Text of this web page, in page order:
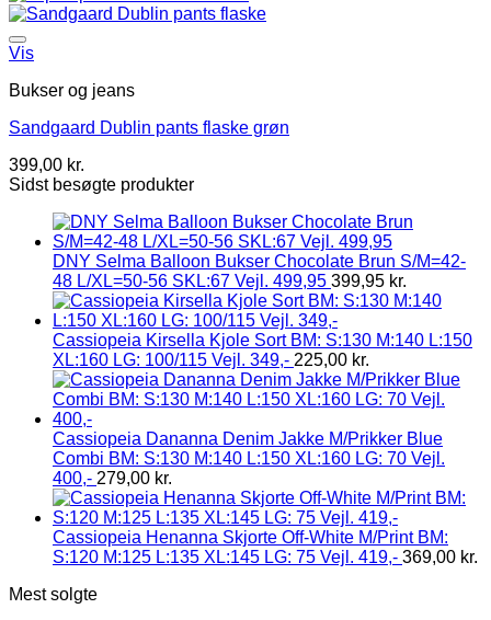
Vis
Bukser og jeans
Sandgaard Dublin pants flaske grøn
399,00 kr.
Sidst besøgte produkter
DNY Selma Balloon Bukser Chocolate Brun S/M=42-
48 L/XL=50-56 SKL:67 Vejl. 499,95 399,95 kr.
Cassiopeia Kirsella Kjole Sort BM: S:130 M:140 L:150
XL:160 LG: 100/115 Vejl. 349,- 225,00 kr.
Cassiopeia Dananna Denim Jakke M/Prikker Blue
Combi BM: S:130 M:140 L:150 XL:160 LG: 70 Vejl.
400,- 279,00 kr.
Cassiopeia Henanna Skjorte Off-White M/Print BM:
S:120 M:125 L:135 XL:145 LG: 75 Vejl. 419,- 369,00 kr.
Mest solgte